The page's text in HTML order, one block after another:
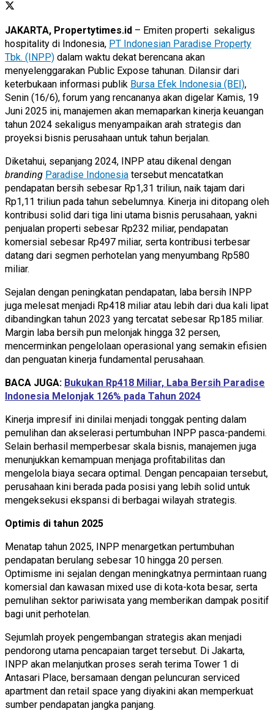
JAKARTA, Propertytimes.id – Emiten properti sekaligus
hospitality di Indonesia, PT Indonesian Paradise Property
Tbk. (INPP) dalam waktu dekat berencana akan
menyelenggarakan Public Expose tahunan. Dilansir dari
keterbukaan informasi publik Bursa Efek Indonesia (BEI),
Senin (16/6), forum yang rencananya akan digelar Kamis, 19
Juni 2025 ini, manajemen akan memaparkan kinerja keuangan
tahun 2024 sekaligus menyampaikan arah strategis dan
proyeksi bisnis perusahaan untuk tahun berjalan.
Diketahui, sepanjang 2024, INPP atau dikenal dengan
branding Paradise Indonesia tersebut mencatatkan
pendapatan bersih sebesar Rp1,31 triliun, naik tajam dari
Rp1,11 triliun pada tahun sebelumnya. Kinerja ini ditopang oleh
kontribusi solid dari tiga lini utama bisnis perusahaan, yakni
penjualan properti sebesar Rp232 miliar, pendapatan
komersial sebesar Rp497 miliar, serta kontribusi terbesar
datang dari segmen perhotelan yang menyumbang Rp580
miliar.
Sejalan dengan peningkatan pendapatan, laba bersih INPP
juga melesat menjadi Rp418 miliar atau lebih dari dua kali lipat
dibandingkan tahun 2023 yang tercatat sebesar Rp185 miliar.
Margin laba bersih pun melonjak hingga 32 persen,
mencerminkan pengelolaan operasional yang semakin efisien
dan penguatan kinerja fundamental perusahaan.
BACA JUGA: Bukukan Rp418 Miliar, Laba Bersih Paradise
Indonesia Melonjak 126% pada Tahun 2024
Kinerja impresif ini dinilai menjadi tonggak penting dalam
pemulihan dan akselerasi pertumbuhan INPP pasca-pandemi.
Selain berhasil memperbesar skala bisnis, manajemen juga
menunjukkan kemampuan menjaga profitabilitas dan
mengelola biaya secara optimal. Dengan pencapaian tersebut,
perusahaan kini berada pada posisi yang lebih solid untuk
mengeksekusi ekspansi di berbagai wilayah strategis.
Optimis di tahun 2025
Menatap tahun 2025, INPP menargetkan pertumbuhan
pendapatan berulang sebesar 10 hingga 20 persen.
Optimisme ini sejalan dengan meningkatnya permintaan ruang
komersial dan kawasan mixed use di kota-kota besar, serta
pemulihan sektor pariwisata yang memberikan dampak positif
bagi unit perhotelan.
Sejumlah proyek pengembangan strategis akan menjadi
pendorong utama pencapaian target tersebut. Di Jakarta,
INPP akan melanjutkan proses serah terima Tower 1 di
Antasari Place, bersamaan dengan peluncuran serviced
apartment dan retail space yang diyakini akan memperkuat
sumber pendapatan jangka panjang.